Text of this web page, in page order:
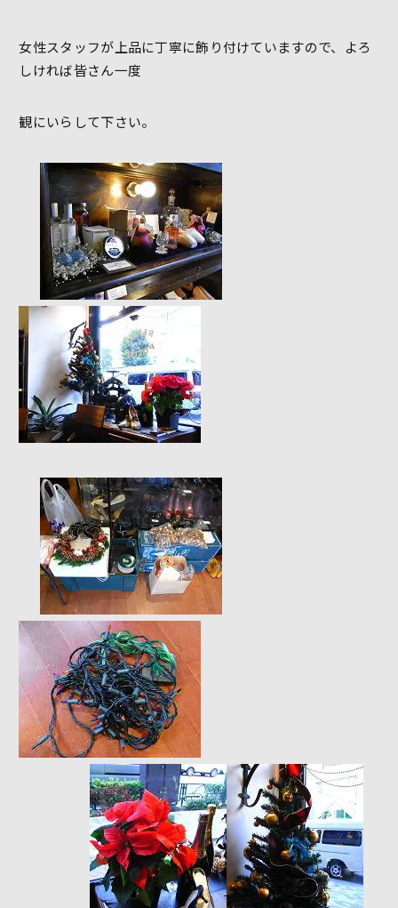
女性スタッフが上品に丁寧に飾り付けていますので、よろ
しければ皆さん一度
観にいらして下さい。